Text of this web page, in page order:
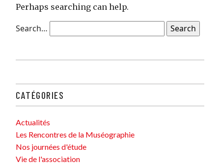
Perhaps searching can help.
Search…
CATÉGORIES
Actualités
Les Rencontres de la Muséographie
Nos journées d'étude
Vie de l'association